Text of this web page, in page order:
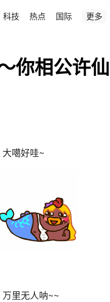
科技 热点 国际 更多
你相公许
噶好哇~
里无人呐~~